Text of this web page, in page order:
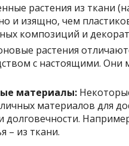
растения из ткани
и изящно, чем
композиций и
растения
с настоящими.
материалы:
материалов для
долговечности.
– из ткани.